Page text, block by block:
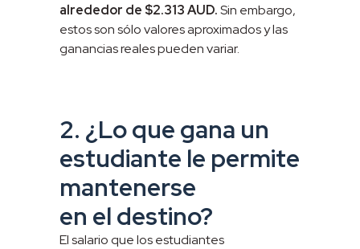
alrededor de $2.313 AUD.Sin embargo,
estos son sólo valores aproximados y las
ganancias reales pueden variar.
2. ¿Lo que gana un
estudiante le permite
mantenerse
en el destino?
El salario que los estudiantes